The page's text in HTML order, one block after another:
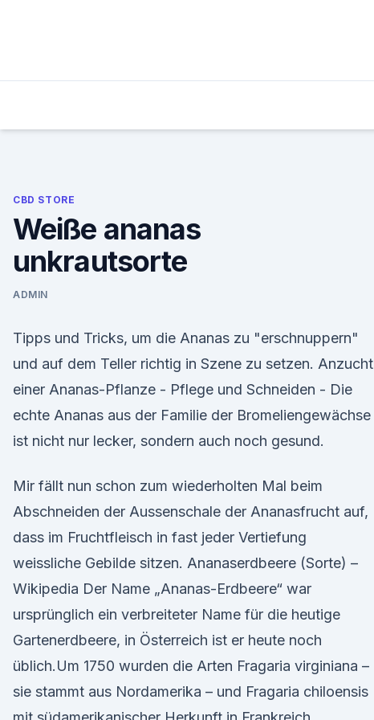
CBD STORE
Weiße ananas
unkrautsorte
ADMIN
Tipps und Tricks, um die Ananas zu "erschnuppern"
und auf dem Teller richtig in Szene zu setzen. Anzucht
einer Ananas-Pflanze - Pflege und Schneiden - Die
echte Ananas aus der Familie der Bromeliengewächse
ist nicht nur lecker, sondern auch noch gesund.
Mir fällt nun schon zum wiederholten Mal beim
Abschneiden der Aussenschale der Ananasfrucht auf,
dass im Fruchtfleisch in fast jeder Vertiefung
weissliche Gebilde sitzen. Ananaserdbeere (Sorte) –
Wikipedia Der Name „Ananas-Erdbeere“ war
ursprünglich ein verbreiteter Name für die heutige
Gartenerdbeere, in Österreich ist er heute noch
üblich.Um 1750 wurden die Arten Fragaria virginiana –
sie stammt aus Nordamerika – und Fragaria chiloensis